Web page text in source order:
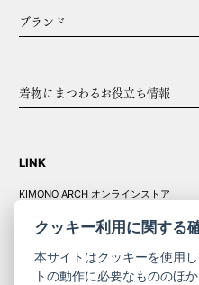
ブランド
着物にまつわるお役立ち情報
LINK
KIMONO ARCH オンラインストア
クッキー利用に関する
本サイトはクッキーを使用
トの動作に必要なもののほ